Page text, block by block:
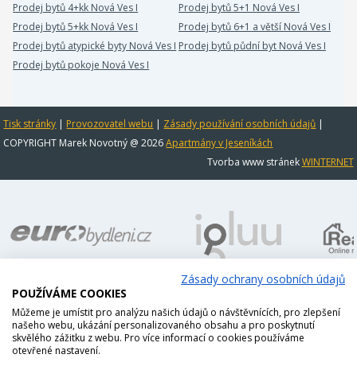
Prodej bytů 4+kk Nová Ves I
Prodej bytů 5+1 Nová Ves I
Prodej bytů 5+kk Nová Ves I
Prodej bytů 6+1 a větší Nová Ves I
Prodej bytů atypické byty Nová Ves I Prodej bytů půdní byt Nová Ves I
Prodej bytů pokoje Nová Ves I
Tisk stránky | Provozovatel webu | Zásady používání osobních údajů |
COPYRIGHT Marek Novotný @ 2026Apartmány v Jeseníkách
Tvorba www stránekWINTERNET
Zásady ochrany osobních údajů
POUŽÍVÁME COOKIES
Můžeme je umístit pro analýzu našich údajů o návštěvnících, pro zlepšení
našeho webu, ukázání personalizovaného obsahu a pro poskytnutí
skvělého zážitku z webu. Pro více informací o cookies používáme
otevřené nastavení.